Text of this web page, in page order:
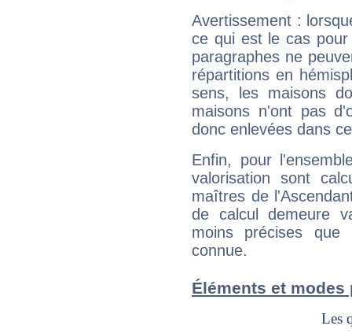
Avertissement :
ce qui est le cas
paragraphes ne
répartitions en
sens, les maisons
maisons n'ont pas
donc enlevées dans
Enfin, pour
valorisation sont
maîtres de
de calcul demeure
moins précises que
connue.
Éléments et